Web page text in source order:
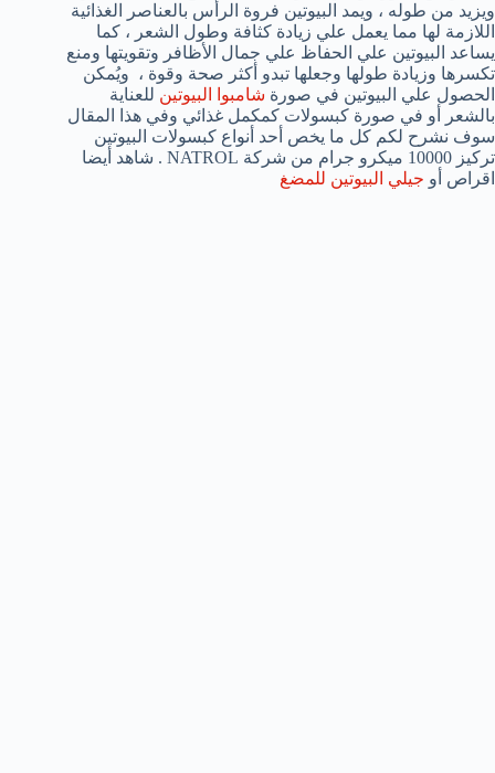
ويزيد من طوله ، ويمد البيوتين فروة الرأس بالعناصر الغذائية
اللازمة لها مما يعمل علي زيادة كثافة وطول الشعر ، كما
يساعد البيوتين علي الحفاظ علي جمال الأظافر وتقويتها ومنع
تكسرها وزيادة طولها وجعلها تبدو أكثر صحة وقوة ، ويُمكن
الحصول علي البيوتين في صورة شامبوا البيوتين للعناية
بالشعر أو في صورة كبسولات كمكمل غذائي وفي هذا المقال
سوف نشرح لكم كل ما يخص أحد أنواع كبسولات البيوتين
تركيز 10000 ميكرو جرام من شركة NATROL . شاهد أيضا
اقراص أو جيلي البيوتين للمضغ